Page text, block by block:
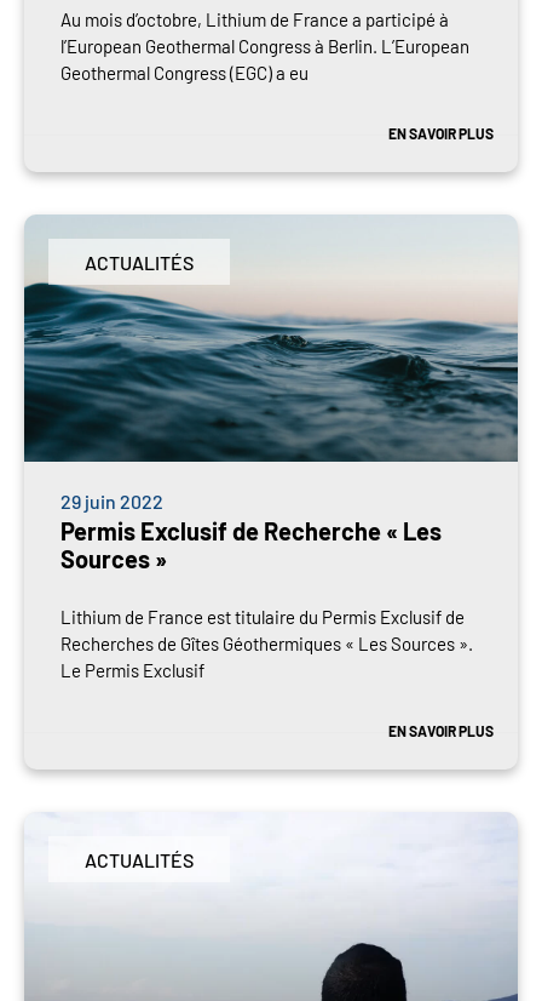
Au mois d’octobre, Lithium de France a participé à
l’European Geothermal Congress à Berlin. L’European
Geothermal Congress (EGC) a eu
EN SAVOIR PLUS
ACTUALITÉS
29 juin 2022
Permis Exclusif de Recherche « Les
Sources »
Lithium de France est titulaire du Permis Exclusif de
Recherches de Gîtes Géothermiques « Les Sources ».
Le Permis Exclusif
EN SAVOIR PLUS
ACTUALITÉS